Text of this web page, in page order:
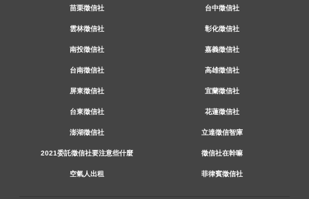
苗栗徵信社 台中徵信社
雲林徵信社 彰化徵信社
南投徵信社 嘉義徵信社
台南徵信社 高雄徵信社
屏東徵信社 宜蘭徵信社
台東徵信社 花蓮徵信社
澎湖徵信社 立達徵信智庫
2021委託徵信社要注意些什麼 徵信社在幹嘛
空氣人出租 菲律賓徵信社